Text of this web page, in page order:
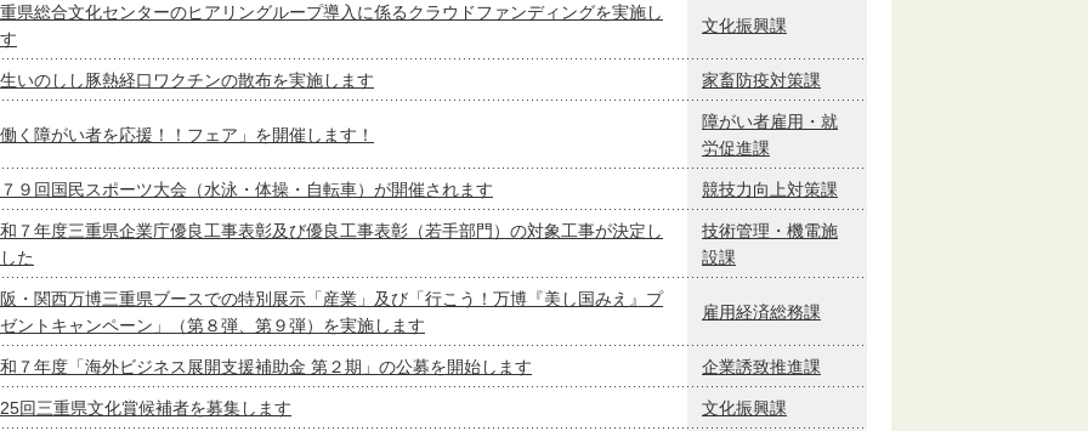
県総合文化センターのヒアリングループ導入に係るクラウドファンディングを実施し
文化振興課
いのしし豚熱経口ワクチンの散布を実施します 家畜防疫対策課
働く障がい者を応援！！フェア」を開催します！
障がい者雇用・就
労促進課
９回国民スポーツ大会（水泳・体操・自転車）が開催されます 競技力向上対策課
７年度三重県企業庁優良工事表彰及び優良工事表彰（若手部門）の対象工事が決定し
た
技術管理・機電施
設課
・関西万博三重県ブースでの特別展示「産業」及び「行こう！万博『美し国みえ』プ
ントキャンペーン」（第８弾、第９弾）を実施します
雇用経済総務課
７年度「海外ビジネス展開支援補助金 第２期」の公募を開始します 企業誘致推進課
回三重県文化賞候補者を募集します 文化振興課